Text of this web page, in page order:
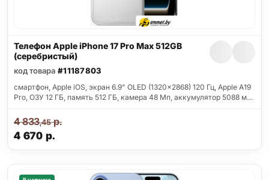
Телефон Apple iPhone 17 Pro Max 512GB
(серебристый)
код товара #11187803
смартфон, Apple iOS, экран 6.9" OLED (1320x2868) 120 Гц, Apple A19
Pro, ОЗУ 12 ГБ, память 512 ГБ, камера 48 Мп, аккумулятор 5088 м…
4 670 р.
4 833,45р.